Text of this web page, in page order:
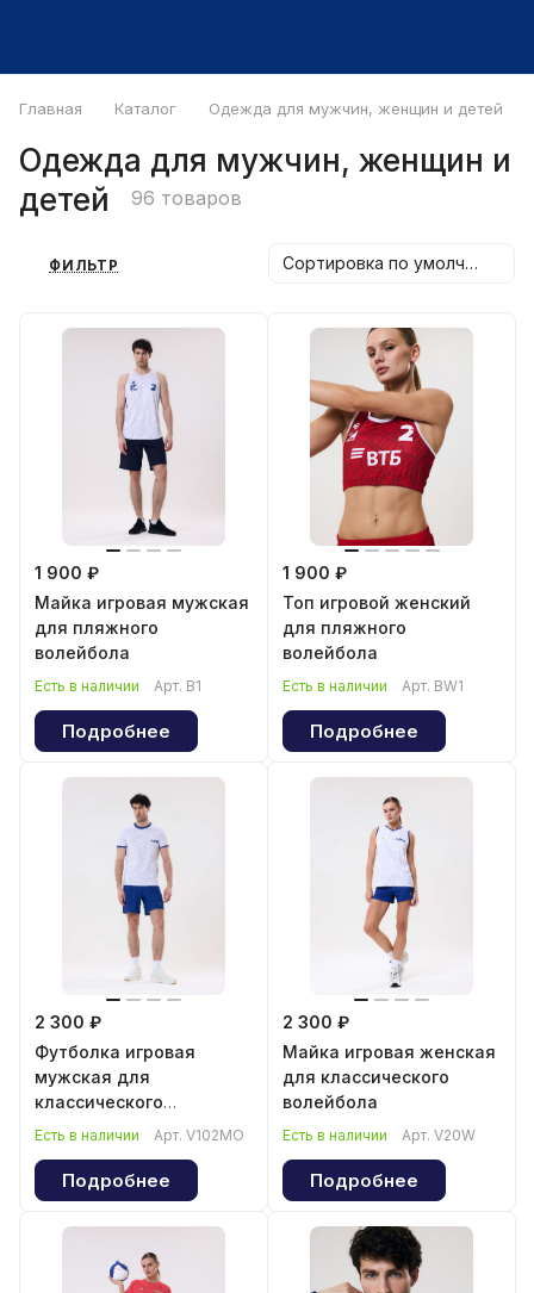
Главная Каталог Одежда для мужчин, женщин и детей
Одежда для мужчин, женщин и
детей
96 товаров
ФИЛЬТР Сортировка по умолчанию
1 900 ₽
Майка игровая мужская
для пляжного
волейбола
Есть в наличии Арт. B1
Подробнее
1 900 ₽
Топ игровой женский
для пляжного
волейбола
Есть в наличии Арт. BW1
Подробнее
2 300 ₽
Футболка игровая
мужская для
классического
волейбола
Есть в наличии Арт. V102MO
Подробнее
2 300 ₽
Майка игровая женская
для классического
волейбола
Есть в наличии Арт. V20W
Подробнее